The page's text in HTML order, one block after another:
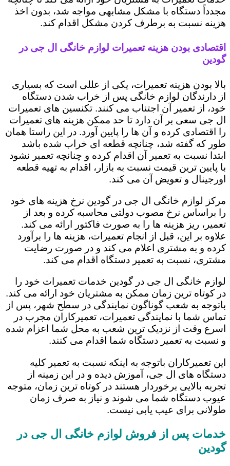
مجدداً دستگاه با مشکل مشابهی مواجه شد، بدون اخذ
هزینه نسبت به برطرف کردن مشکل اقدام کند.
اقتصادی بودن هزینه تعمیرات لوازم خانگی ال جی در
گودین
بالا بودن هزینه تعمیرات، یکی از عللی است که بسیاری
از دارندگان لوازم خانگی پس از خراب شدن دستگاه
خود، از تعمیر آن اجتناب می کنند. تکنسین های تعمیرات
ال جی سعی بر آن دارد تا حد ممکن هزینه های تعمیرات
را اقتصادی کرده و آن ها را پایین آورد. در این راستا همان
طور که گفته شد، چنانچه قطعه ای خراب شده باشد
ابتدا نسبت به تعمیر آن اقدام کرده و چنانچه تعمیر نشود
با پایین ترین قیمت نسبت به بازار، اقدام به تهیه قطعه
اورجینال و تعویض آن می کند.
مرکز لوازم خانگی ال جی در گودین نرخ هزینه های خود
را براساس نرخ مصوب دولتی محاسبه کرده و بعد از
تعمیر، ریز هزینه ها را به صورت فاکتور ارائه می کند.
علاوه بر این، قبل از انجام تعمیرات، هزینه ها را برآورد
کرده و به مشتری اعلام می کند و در صورت رضایت
مشتری، نسبت به تعمیر دستگاه اقدام می کند.
لوازم خانگی ال جی در گودین خدمات تعمیرات خود را
در کوتاه ترین زمان ممکن به مشتریان خود ارائه می کند.
باتوجه به شعب گوناگون نمایندگی در سطح شهر، پس از
تماس شما با نمایندگی تعمیرات، تعمیرکاران مجرب در
اسرع وقت از نزدیک ترین شعب به محل شما اعزام شده
و نسبت به تعمیر دستگاه شما اقدام می کنند.
این تعمیرکاران باتوجه به اینکه نسبت به تعمیر کلیه
دستگاه های ال جی، آموزش دیده و در این زمینه از
تجربه بالایی برخوردار هستند در کوتاه ترین زمان، متوجه
عیوب دستگاه شما می شوند و نیاز به صرف زمان
طولانی برای عیب یابی نیست.
خدمات پس از فروش لوازم خانگی ال جی در
گودین